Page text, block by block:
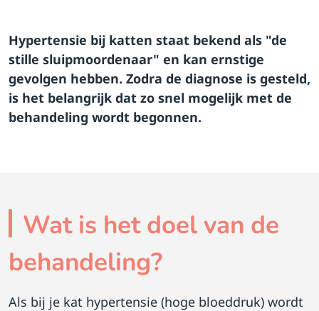
Hypertensie bij katten staat bekend als "de
stille sluipmoordenaar" en kan ernstige
gevolgen hebben. Zodra de diagnose is gesteld,
is het belangrijk dat zo snel mogelijk met de
behandeling wordt begonnen.
Wat is het doel van de
behandeling?
Als bij je kat hypertensie (hoge bloeddruk) wordt